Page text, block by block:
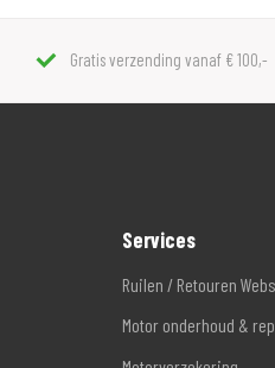
Gratis verzending vanaf € 100,-
Services
Ruilen / Retouren
Motor onderhoud &